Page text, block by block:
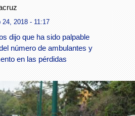
2018 - 11:17
dijo que ha sido palpable
número de ambulantes y
en las pérdidas